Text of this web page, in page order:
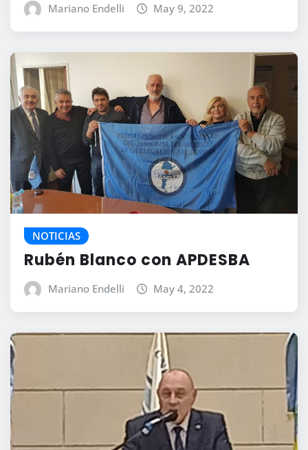
Mariano Endelli May 9, 2022
NOTICIAS
Rubén Blanco con APDESBA
Mariano Endelli May 4, 2022